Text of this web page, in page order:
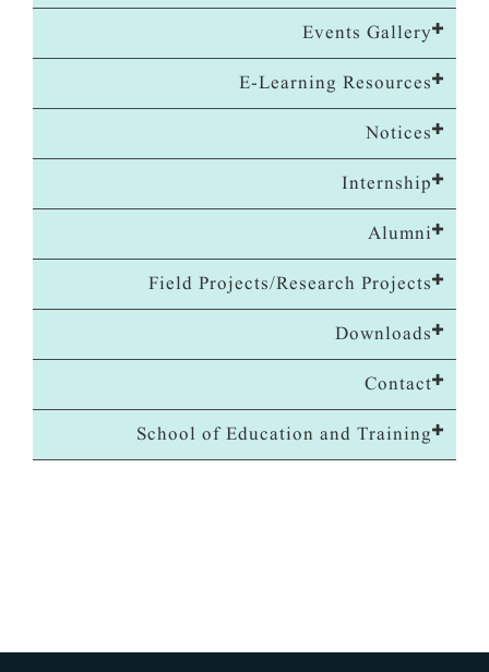
Events Gallery
E-Learning Resources
Notices
Internship
Alumni
Field Projects/Research Projects
Downloads
Contact
School of Education and Training